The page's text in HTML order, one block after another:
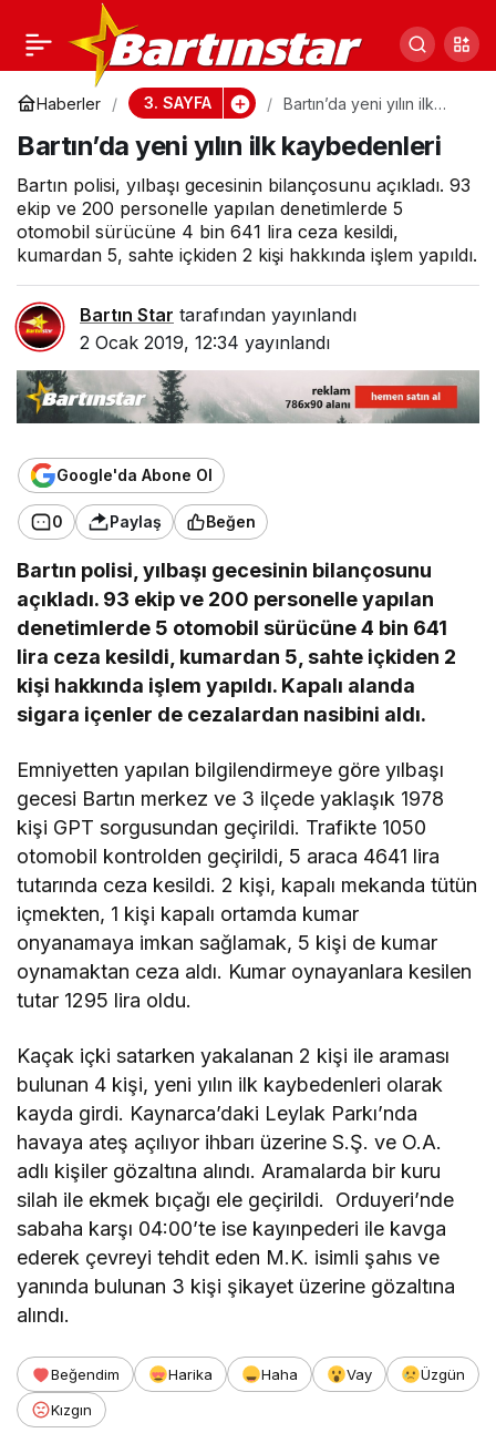
Haberler 3. SAYFA
Bartın’da yeni yılın ilk
Bartın’da yeni yılın ilk kaybedenleri
Bartın polisi, yılbaşı gecesinin bilançosunu açıkladı. 93
ekip ve 200 personelle yapılan denetimlerde 5
otomobil sürücüne 4 bin 641 lira ceza kesildi,
kumardan 5, sahte içkiden 2 kişi hakkında işlem yapıldı.
Bartın Star tarafından yayınlandı
2 Ocak 2019, 12:34 yayınlandı
Google'da Abone Ol
0 Paylaş Beğen
Bartın polisi, yılbaşı gecesinin bilançosunu
açıkladı. 93 ekip ve 200 personelle yapılan
denetimlerde 5 otomobil sürücüne 4 bin 641
lira ceza kesildi, kumardan 5, sahte içkiden 2
kişi hakkında işlem yapıldı. Kapalı alanda
sigara içenler de cezalardan nasibini aldı.
Emniyetten yapılan bilgilendirmeye göre yılbaşı
gecesi Bartın merkez ve 3 ilçede yaklaşık 1978
kişi GPT sorgusundan geçirildi. Trafikte 1050
otomobil kontrolden geçirildi, 5 araca 4641 lira
tutarında ceza kesildi. 2 kişi, kapalı mekanda tütün
içmekten, 1 kişi kapalı ortamda kumar
onyanamaya imkan sağlamak, 5 kişi de kumar
oynamaktan ceza aldı. Kumar oynayanlara kesilen
tutar 1295 lira oldu.
Kaçak içki satarken yakalanan 2 kişi ile araması
bulunan 4 kişi, yeni yılın ilk kaybedenleri olarak
kayda girdi. Kaynarca’daki Leylak Parkı’nda
havaya ateş açılıyor ihbarı üzerine S.Ş. ve O.A.
adlı kişiler gözaltına alındı. Aramalarda bir kuru
silah ile ekmek bıçağı ele geçirildi. Orduyeri’nde
sabaha karşı 04:00’te ise kayınpederi ile kavga
ederek çevreyi tehdit eden M.K. isimli şahıs ve
yanında bulunan 3 kişi şikayet üzerine gözaltına
alındı.
Beğendim Harika Haha Vay
Üzgün
Kızgın
Bir kamyon balığa el
kondu
0 Paylaş